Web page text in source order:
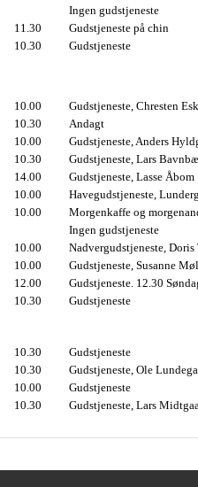
Ingen gudstjeneste
11.30
Gudstjeneste på chin
10.30 Gudstjeneste
10.00
Gudstjeneste, Chresten
10.30
Andagt
10.00
Gudstjeneste, Anders
10.30
Gudstjeneste, Lars
14.00
Gudstjeneste, Lasse Åbom
10.00
Havegudstjeneste,
10.00
Morgenkaffe og
Ingen gudstjeneste
10.00
Nadvergudstjeneste,
10.00
Gudstjeneste, Susanne
12.00
Gudstjeneste. 12.30
10.30 Gudstjeneste
10.30
Gudstjeneste
10.30
Gudstjeneste, Ole
10.00
Gudstjeneste
10.30 Gudstjeneste, Lars